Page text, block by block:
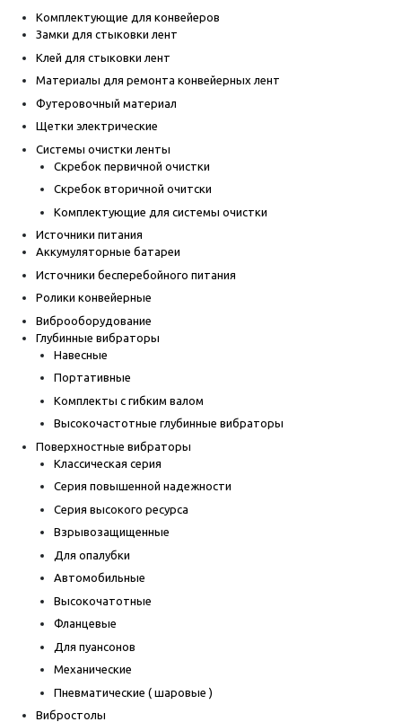
Комплектующие для конвейеров
Замки для стыковки лент
Клей для стыковки лент
Материалы для ремонта конвейерных лент
Футеровочный материал
Щетки электрические
Системы очистки ленты
Скребок первичной очистки
Скребок вторичной очитски
Комплектующие для системы очистки
Источники питания
Аккумуляторные батареи
Источники бесперебойного питания
Ролики конвейерные
Виброоборудование
Глубинные вибраторы
Навесные
Портативные
Комплекты с гибким валом
Высокочастотные глубинные вибраторы
Поверхностные вибраторы
Классическая серия
Серия повышенной надежности
Серия высокого ресурса
Взрывозащищенные
Для опалубки
Автомобильные
Высокочатотные
Фланцевые
Для пуансонов
Механические
Пневматические ( шаровые )
Вибростолы